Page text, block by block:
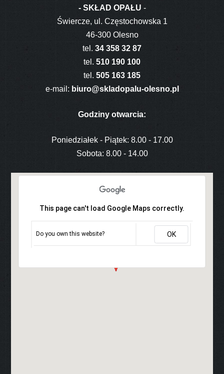
- SKŁAD OPAŁU -
Świercze, ul. Częstochowska 1
46-300 Olesno
tel. 34 358 32 87
tel. 510 190 100
tel. 505 163 185
e-mail: biuro@skladopalu-olesno.pl
Godziny otwarcia:
Poniedziałek - Piątek: 8.00 - 17.00
Sobota: 8.00 - 14.00
This page can't load Google Maps correctly.
Do you own this website? OK